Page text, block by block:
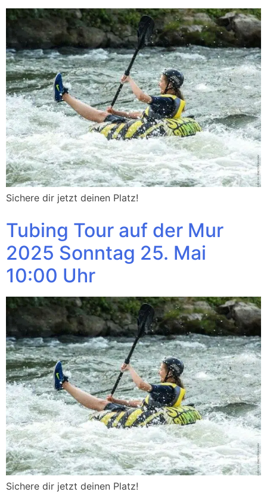
Sichere dir jetzt deinen Platz!
Tubing Tour auf der Mur
2025 Sonntag 25. Mai
10:00 Uhr
Sichere dir jetzt deinen Platz!